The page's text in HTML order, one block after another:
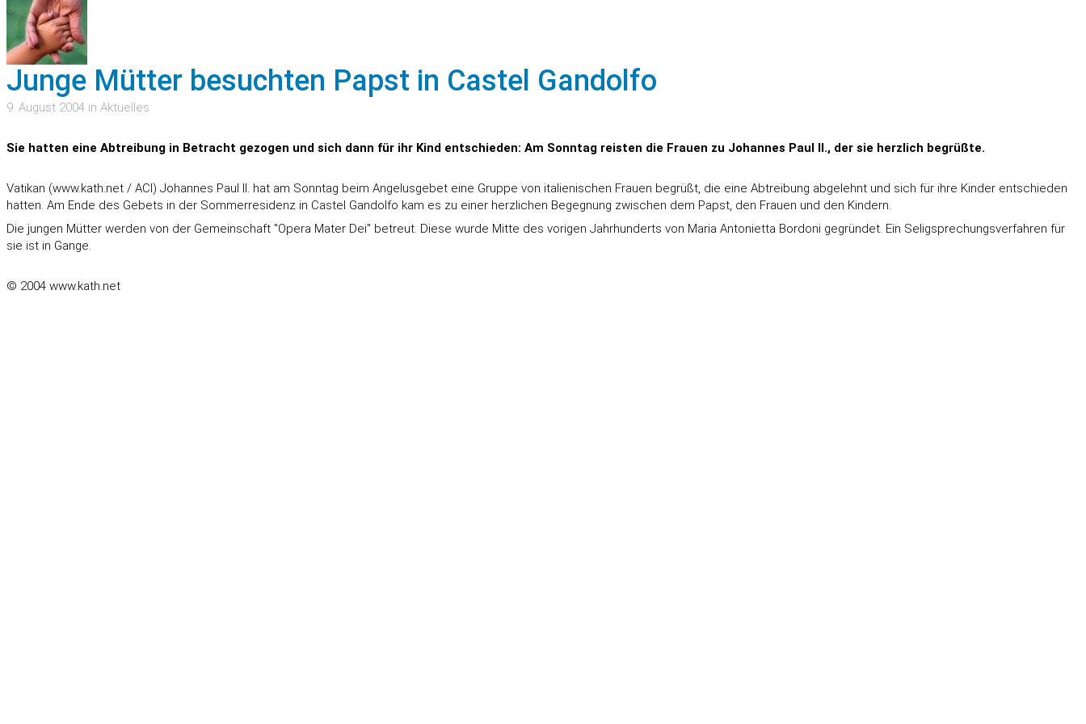
Junge Mütter besuchten Papst in Castel Gandolfo
9. August 2004 in Aktuelles
Sie hatten eine Abtreibung in Betracht gezogen und sich dann für ihr Kind entschieden: Am Sonntag reisten die Frauen zu Johannes Paul II., der sie herzlich begrüßte.
Vatikan (www.kath.net / ACI) Johannes Paul II. hat am Sonntag beim Angelusgebet eine Gruppe von italienischen Frauen begrüßt, die eine Abtreibung abgelehnt und sich für ihre Kinder entschieden
hatten. Am Ende des Gebets in der Sommerresidenz in Castel Gandolfo kam es zu einer herzlichen Begegnung zwischen dem Papst, den Frauen und den Kindern.
Die jungen Mütter werden von der Gemeinschaft "Opera Mater Dei" betreut. Diese wurde Mitte des vorigen Jahrhunderts von Maria Antonietta Bordoni gegründet. Ein Seligsprechungsverfahren für
sie ist in Gange.
© 2004 www.kath.net